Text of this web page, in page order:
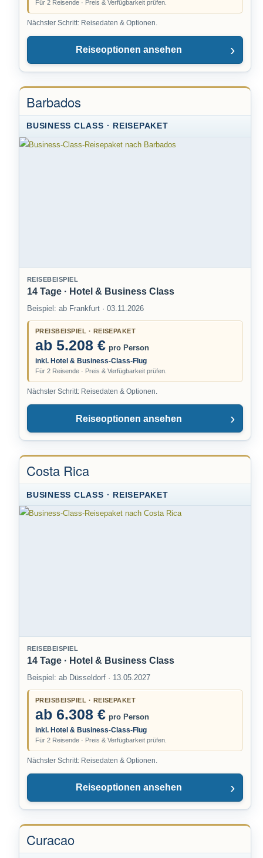
Für 2 Reisende · Preis & Verfügbarkeit prüfen.
Nächster Schritt: Reisedaten & Optionen.
Reiseoptionen ansehen
Barbados
BUSINESS CLASS · REISEPAKET
REISEBEISPIEL
14 Tage · Hotel & Business Class
Beispiel: ab Frankfurt · 03.11.2026
PREISBEISPIEL · REISEPAKET
ab 5.208 € pro Person
inkl. Hotel & Business-Class-Flug
Für 2 Reisende · Preis & Verfügbarkeit prüfen.
Nächster Schritt: Reisedaten & Optionen.
Reiseoptionen ansehen
Costa Rica
BUSINESS CLASS · REISEPAKET
REISEBEISPIEL
14 Tage · Hotel & Business Class
Beispiel: ab Düsseldorf · 13.05.2027
PREISBEISPIEL · REISEPAKET
ab 6.308 € pro Person
inkl. Hotel & Business-Class-Flug
Für 2 Reisende · Preis & Verfügbarkeit prüfen.
Nächster Schritt: Reisedaten & Optionen.
Reiseoptionen ansehen
Curacao